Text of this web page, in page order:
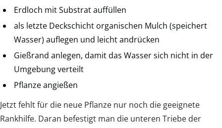
Erdloch mit Substrat auffüllen
als letzte Deckschicht organischen Mulch (speichert
Wasser) auflegen und leicht andrücken
Gießrand anlegen, damit das Wasser sich nicht in der
Umgebung verteilt
Pflanze angießen
Jetzt fehlt für die neue Pflanze nur noch die geeignete
Rankhilfe. Daran befestigt man die unteren Triebe der